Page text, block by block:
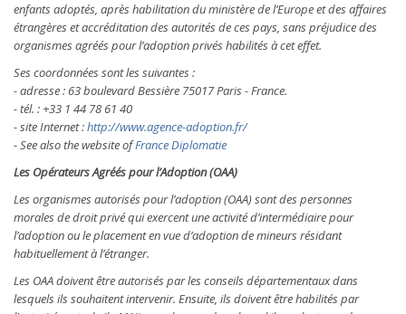
enfants adoptés, après habilitation du ministère de l’Europe et des affaires
étrangères et accréditation des autorités de ces pays, sans préjudice des
organismes agréés pour l’adoption privés habilités à cet effet.
Ses coordonnées sont les suivantes :
- adresse : 63 boulevard Bessière 75017 Paris - France.
- tél. : +33 1 44 78 61 40
- site Internet :http://www.agence-adoption.fr/
- See also the website ofFrance Diplomatie
Les Opérateurs Agréés pour l’Adoption (OAA)
Les organismes autorisés pour l’adoption (OAA) sont des personnes
morales de droit privé qui exercent une activité d’intermédiaire pour
l’adoption ou le placement en vue d’adoption de mineurs résidant
habituellement à l’étranger.
Les OAA doivent être autorisés par les conseils départementaux dans
lesquels ils souhaitent intervenir. Ensuite, ils doivent être habilités par